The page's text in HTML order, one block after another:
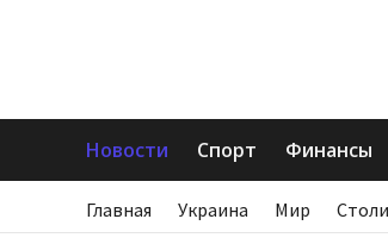
Новости Спорт Финансы
Главная Украина Мир